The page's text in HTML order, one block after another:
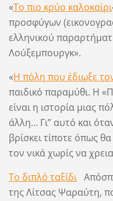
«Το πιο κρύο καλοκαίρι
προσφύγων
ελληνικού
Λούξεμπουργκ».
«Η πόλη που έδιωξε
παιδικό παραμύθι. Η
είναι η ιστορία μιας
άλλη… Γι” αυτό και
βρίσκει τίποτε όπως
τον νικά χωρίς να
Το διπλό ταξίδι
της Λίτσας Ψαραύτη,